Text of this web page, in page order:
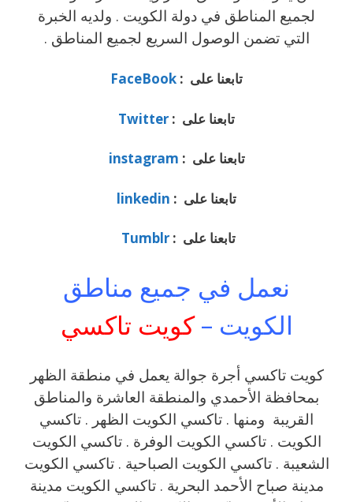
لجميع المناطق في دولة الكويت . ولديه الخبرة
التي تضمن الوصول السريع لجميع المناطق .
تابعنا على : FaceBook
تابعنا على : Twitter
تابعنا على : instagram
تابعنا على : linkedin
تابعنا على :Tumblr
نعمل في جميع مناطق
الكويت –كويت تاكسي
كويت تاكسي أجرة جوالة يعمل في منطقة الظهر
بمحافظة الأحمدي والمنطقة العاشرة والمناطق
القريبة ‎ ‎ومنها . تاكسي الكويت الظهر . تاكسي
الكويت . تاكسي الكويت الوفرة . تاكسي الكويت
الشعيبة . تاكسي الكويت الصباحية . تاكسي الكويت
مدينة صباح الأحمد البحرية . تاكسي الكويت مدينة